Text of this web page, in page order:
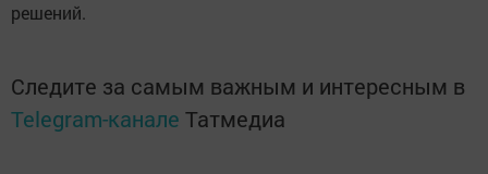
решений.
Следите за самым важным и интересным в
Telegram-канале Татмедиа